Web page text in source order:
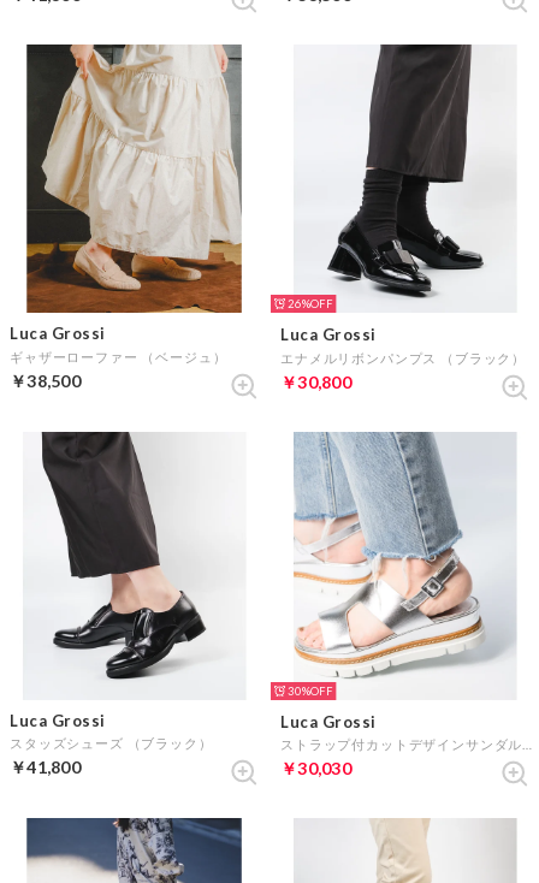
Luca Grossi
ギャザーローファー （ベージュ）
￥38,500
26%
Luca Grossi
エナメルリボンパンプス （ブラック）
￥30,800
Luca Grossi
スタッズシューズ （ブラック）
￥41,800
30%
Luca Grossi
￥30,030